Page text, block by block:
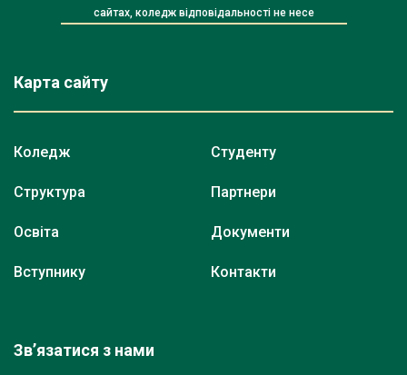
сайтах, коледж відповідальності не несе
Карта сайту
Коледж
Структура
Освіта
Вступнику
Студенту
Партнери
Документи
Контакти
Зв’язатися з нами